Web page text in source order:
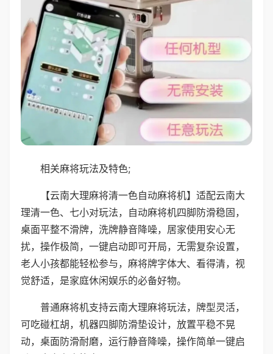
相关麻将玩法及特色;
【云南大理麻将清一色自动麻将机】适配云南大
理清一色、七小对玩法，自动麻将机四脚防滑稳固，
桌面平整不滑牌，洗牌静音降噪，居家使用安心无
扰，操作极简，一键启动即可开局，无需复杂设置，
老人小孩都能轻松参与，麻将牌字体大、看得清，视
觉舒适，是家庭休闲娱乐的必备好物。
普通麻将机支持云南大理麻将玩法，牌型灵活，
可吃碰杠胡，机器四脚防滑垫设计，放置平稳不晃
动，桌面防滑耐磨，运行静音降噪，操作简单一键启